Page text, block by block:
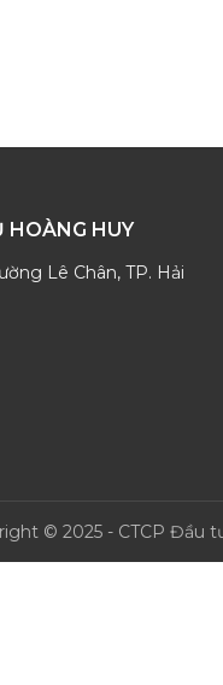
HOÀNG HUY
Lê Chân, TP. Hải
© 2025 - CTCP Đầu